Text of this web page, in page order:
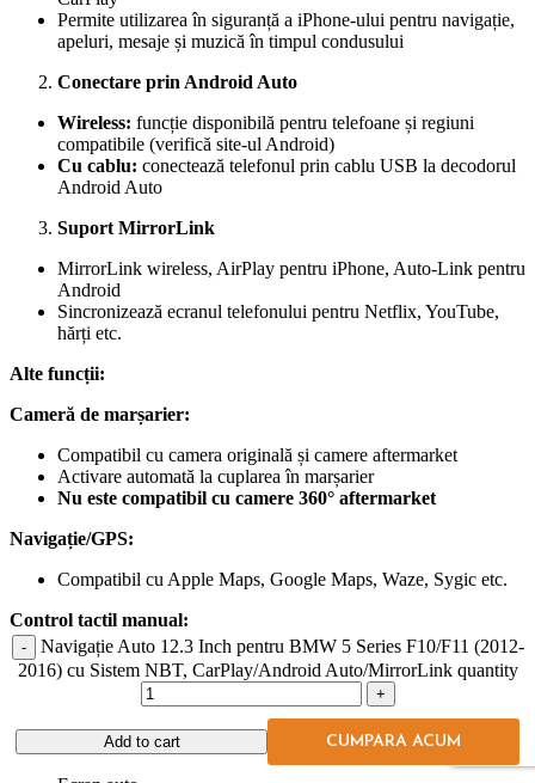
Navigație Auto 12.3 Inch pentru BMW 5 Series F10/F11 (2012-
2016) cu Sistem NBT, CarPlay/Android Auto/MirrorLink quantity
Add to cart CUMPARA ACUM
Permite utilizarea în siguranță a iPhone-ului pentru navigație,
apeluri, mesaje și muzică în timpul condusului
Conectare prin Android Auto
Wireless: funcție disponibilă pentru telefoane și regiuni
compatibile (verifică site-ul Android)
Cu cablu: conectează telefonul prin cablu USB la decodorul
Android Auto
Suport MirrorLink
MirrorLink wireless, AirPlay pentru iPhone, Auto-Link pentru
Android
Sincronizează ecranul telefonului pentru Netflix, YouTube,
hărți etc.
Alte funcții:
Cameră de marșarier:
Compatibil cu camera originală și camere aftermarket
Activare automată la cuplarea în marșarier
Nu este compatibil cu camere 360° aftermarket
Navigație/GPS:
Compatibil cu Apple Maps, Google Maps, Waze, Sygic etc.
Control tactil manual:
Control tactil cu revenire rapidă la sistemul original OEM
Compatibil cu majoritatea funcțiilor de pe volan (melodii,
volum, apeluri etc.)
Ce găsești în cutie?